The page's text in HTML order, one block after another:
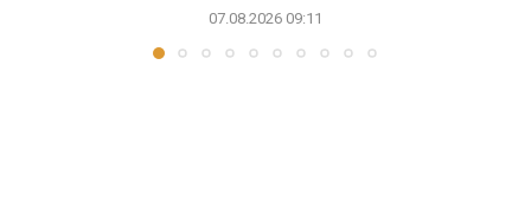
07.08.2026 09:11